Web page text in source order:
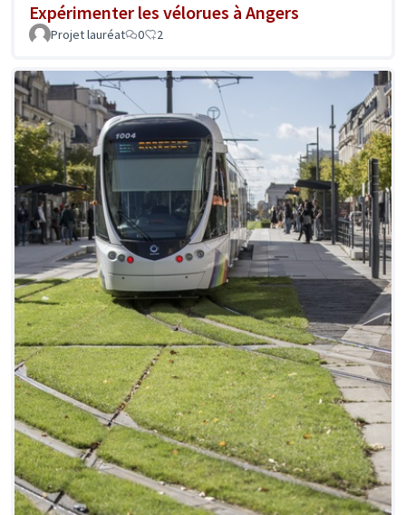
Expérimenter les vélorues à Angers
Projet lauréat 0 2